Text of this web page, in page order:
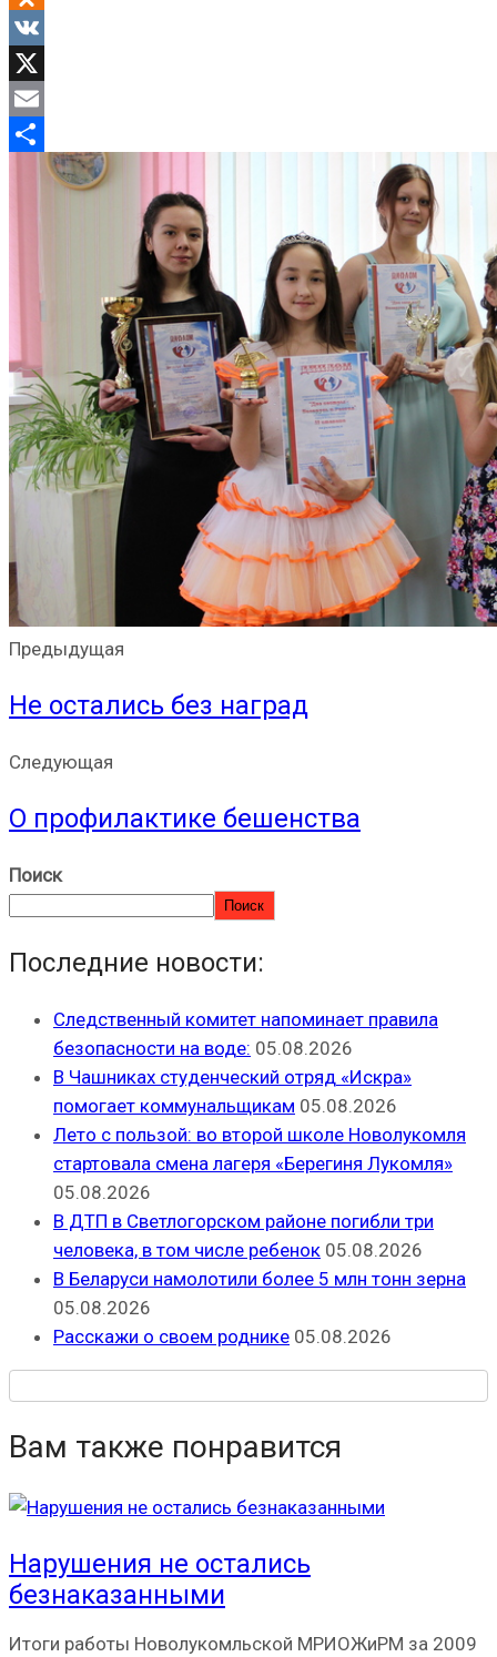
Odnoklassniki
VK
X
Email
Отправить
Предыдущая
Не остались без наград
Следующая
О профилактике бешенства
Поиск
Поиск
Последние новости:
Следственный комитет напоминает правила
безопасности на воде: 05.08.2026
В Чашниках студенческий отряд «Искра»
помогает коммунальщикам 05.08.2026
Лето с пользой: во второй школе Новолукомля
стартовала смена лагеря «Берегиня Лукомля»
05.08.2026
В ДТП в Светлогорском районе погибли три
человека, в том числе ребенок 05.08.2026
В Беларуси намолотили более 5 млн тонн зерна
05.08.2026
Расскажи о своем роднике 05.08.2026
Вам также понравится
Нарушения не остались
безнаказанными
Итоги работы Новолукомльской МРИОЖиРМ за 2009